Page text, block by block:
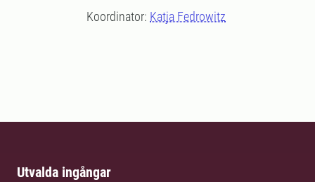
Koordinator: Katja Fedrowitz
Utvalda ingångar